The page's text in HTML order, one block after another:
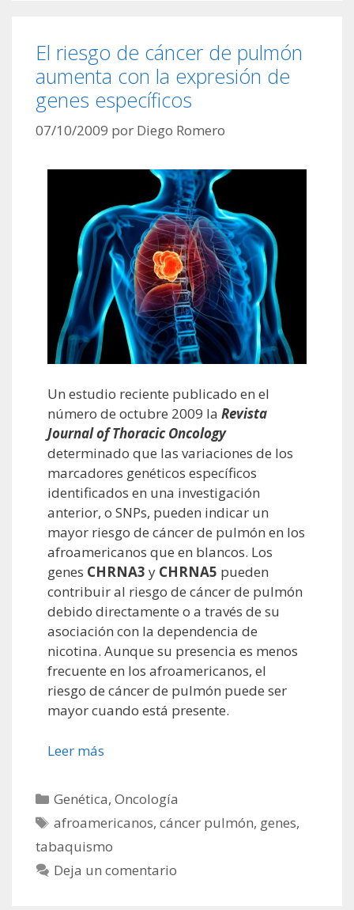
El riesgo de cáncer de pulmón
aumenta con la expresión de
genes específicos
07/10/2009 por Diego Romero
Un estudio reciente publicado en el
número de octubre 2009 la Revista
Journal of Thoracic Oncology
determinado que las variaciones de los
marcadores genéticos específicos
identificados en una investigación
anterior, o SNPs, pueden indicar un
mayor riesgo de cáncer de pulmón en los
afroamericanos que en blancos. Los
genes CHRNA3 y CHRNA5 pueden
contribuir al riesgo de cáncer de pulmón
debido directamente o a través de su
asociación con la dependencia de
nicotina. Aunque su presencia es menos
frecuente en los afroamericanos, el
riesgo de cáncer de pulmón puede ser
mayor cuando está presente.
Leer más
Categorías
Genética,Oncología
Etiquetas
afroamericanos,cáncer pulmón, genes,
tabaquismo
Deja un comentario